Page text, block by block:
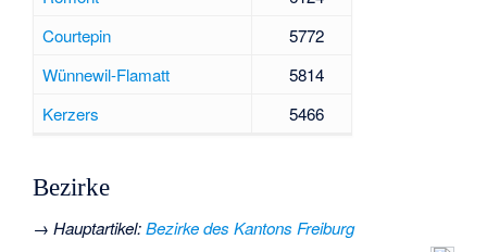
Courtepin
5772
Wünnewil-Flamatt
5814
Kerzers
5466
Bezirke
→Hauptartikel:Bezirke des Kantons Freiburg